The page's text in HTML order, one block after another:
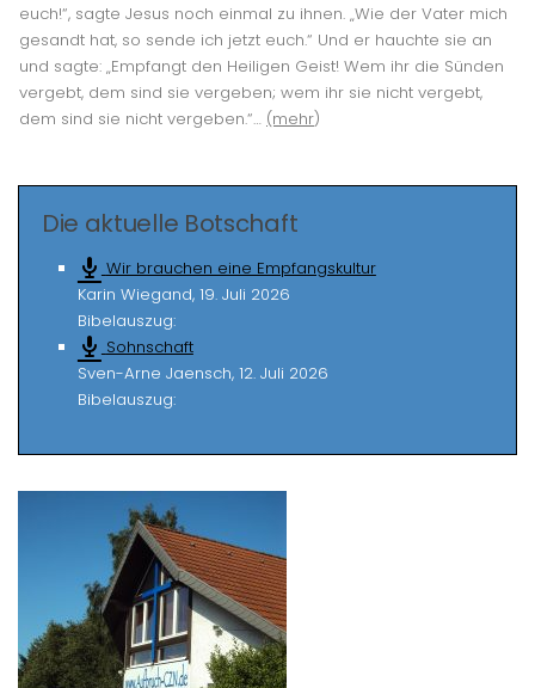
euch!“, sagte Jesus noch einmal zu ihnen. „Wie der Vater mich
gesandt hat, so sende ich jetzt euch.“ Und er hauchte sie an
und sagte: „Empfangt den Heiligen Geist! Wem ihr die Sünden
vergebt, dem sind sie vergeben; wem ihr sie nicht vergebt,
dem sind sie nicht vergeben.“… (mehr)
Die aktuelle Botschaft
Wir brauchen eine Empfangskultur
Karin Wiegand, 19. Juli 2026
Bibelauszug:
Sohnschaft
Sven-Arne Jaensch, 12. Juli 2026
Bibelauszug: